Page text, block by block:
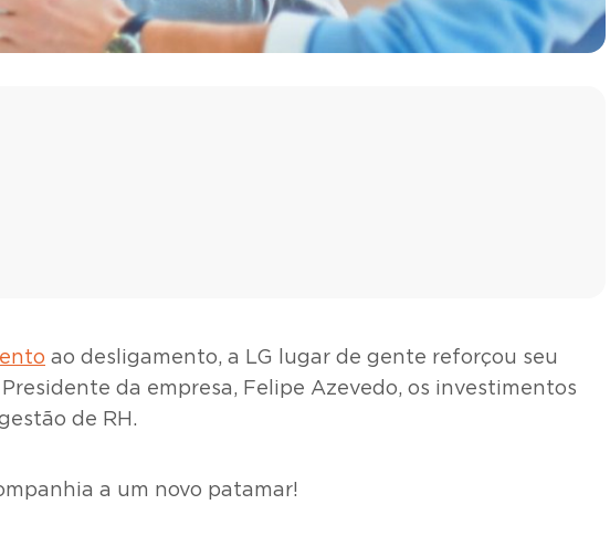
ao desligamento, a LG lugar de gente reforçou seu
da empresa, Felipe Azevedo, os investimentos
de RH.
a um novo patamar!